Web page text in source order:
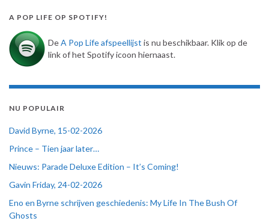
A POP LIFE OP SPOTIFY!
DeA Pop Life afspeellijst is nu beschikbaar. Klik op de
link of het Spotify icoon hiernaast.
NU POPULAIR
David Byrne, 15-02-2026
Prince – Tien jaar later…
Nieuws: Parade Deluxe Edition – It’s Coming!
Gavin Friday, 24-02-2026
Eno en Byrne schrijven geschiedenis: My Life In The Bush Of
Ghosts